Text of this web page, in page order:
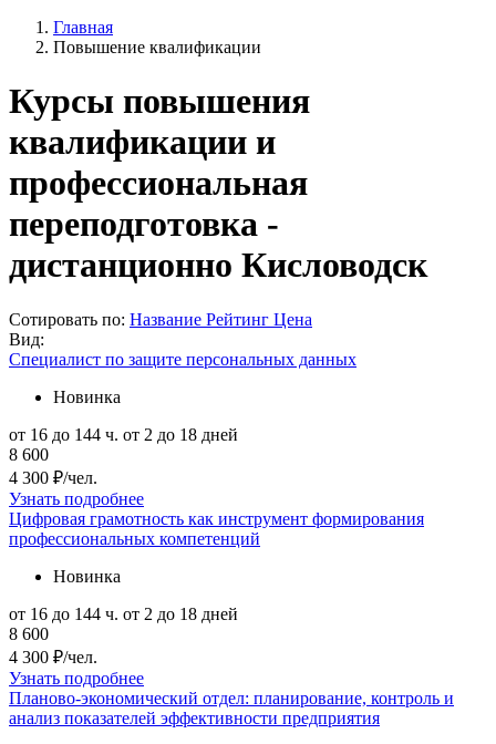
Главная
Повышение квалификации
Курсы повышения
квалификации и
профессиональная
переподготовка -
дистанционно Кисловодск
Сотировать по: Название Рейтинг Цена
Вид:
Специалист по защите персональных данных
Новинка
от 16 до 144 ч. от 2 до 18 дней
8 600
4 300 ₽/чел.
Узнать подробнее
Цифровая грамотность как инструмент формирования
профессиональных компетенций
Новинка
от 16 до 144 ч. от 2 до 18 дней
8 600
4 300 ₽/чел.
Узнать подробнее
Планово-экономический отдел: планирование, контроль и
анализ показателей эффективности предприятия